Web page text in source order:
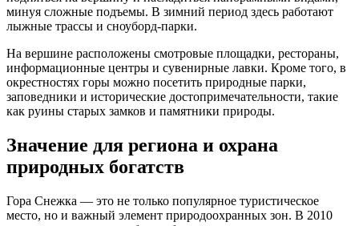
минуя сложные подъемы. В зимний период здесь работают
лыжные трассы и сноуборд-парки.
На вершине расположены смотровые площадки, рестораны,
информационные центры и сувенирные лавки. Кроме того, в
окрестностях горы можно посетить природные парки,
заповедники и исторические достопримечательности, такие
как руины старых замков и памятники природы.
Значение для региона и охрана
природных богатств
Гора Снежка — это не только популярное туристическое
место, но и важный элемент природоохранных зон. В 2010